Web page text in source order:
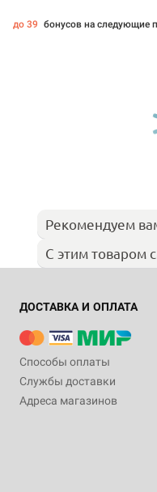
до 39 бонусов на следующие
Рекомендуем
С этим товаром
ДОСТАВКА И ОПЛАТА
Способы оплаты
Службы доставки
Адреса магазинов